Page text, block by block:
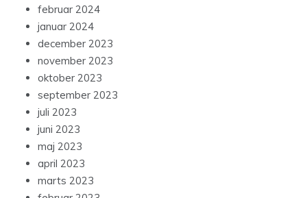
februar 2024
januar 2024
december 2023
november 2023
oktober 2023
september 2023
juli 2023
juni 2023
maj 2023
april 2023
marts 2023